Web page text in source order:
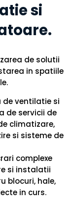
si
de solutii
in spatiile
de ventilatie si
de servicii de
climatizare,
si sisteme de
complexe
si instalatii
blocuri, hale,
in curs.